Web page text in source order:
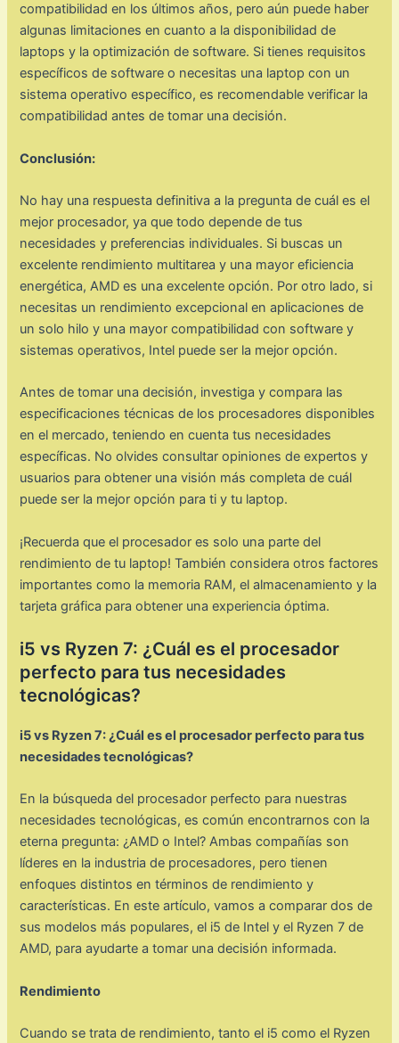
compatibilidad en los últimos años, pero aún puede haber
algunas limitaciones en cuanto a la disponibilidad de
laptops y la optimización de software. Si tienes requisitos
específicos de software o necesitas una laptop con un
sistema operativo específico, es recomendable verificar la
compatibilidad antes de tomar una decisión.
Conclusión:
No hay una respuesta definitiva a la pregunta de cuál es el
mejor procesador, ya que todo depende de tus
necesidades y preferencias individuales. Si buscas un
excelente rendimiento multitarea y una mayor eficiencia
energética, AMD es una excelente opción. Por otro lado, si
necesitas un rendimiento excepcional en aplicaciones de
un solo hilo y una mayor compatibilidad con software y
sistemas operativos, Intel puede ser la mejor opción.
Antes de tomar una decisión, investiga y compara las
especificaciones técnicas de los procesadores disponibles
en el mercado, teniendo en cuenta tus necesidades
específicas. No olvides consultar opiniones de expertos y
usuarios para obtener una visión más completa de cuál
puede ser la mejor opción para ti y tu laptop.
¡Recuerda que el procesador es solo una parte del
rendimiento de tu laptop! También considera otros factores
importantes como la memoria RAM, el almacenamiento y la
tarjeta gráfica para obtener una experiencia óptima.
i5 vs Ryzen 7: ¿Cuál es el procesador
perfecto para tus necesidades
tecnológicas?
i5 vs Ryzen 7: ¿Cuál es el procesador perfecto para tus
necesidades tecnológicas?
En la búsqueda del procesador perfecto para nuestras
necesidades tecnológicas, es común encontrarnos con la
eterna pregunta: ¿AMD o Intel? Ambas compañías son
líderes en la industria de procesadores, pero tienen
enfoques distintos en términos de rendimiento y
características. En este artículo, vamos a comparar dos de
sus modelos más populares, el i5 de Intel y el Ryzen 7 de
AMD, para ayudarte a tomar una decisión informada.
Rendimiento
Cuando se trata de rendimiento, tanto el i5 como el Ryzen